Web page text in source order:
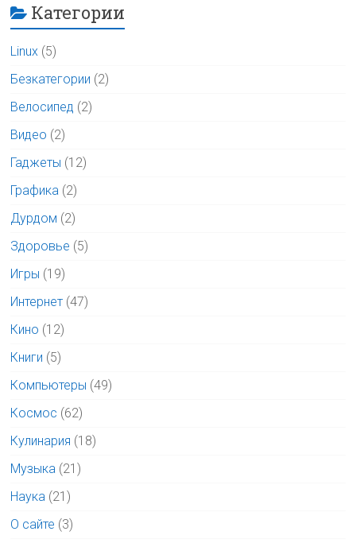
Категории
Linux (5)
Безкатегории (2)
Велосипед (2)
Видео (2)
Гаджеты (12)
Графика (2)
Дурдом (2)
Здоровье (5)
Игры (19)
Интернет (47)
Кино (12)
Книги (5)
Компьютеры (49)
Космос (62)
Кулинария (18)
Музыка (21)
Наука (21)
О сайте (3)